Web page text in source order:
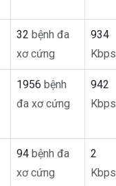
32 bệnh đa
xơ cứng
934
Kbps
1956 bệnh
đa xơ cứng
942
Kbps
94 bệnh đa
xơ cứng
2
Kbps